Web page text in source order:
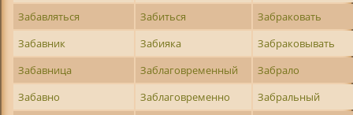
Забавляться
Забиться
Забраковать
Забавник
Забияка
Забраковывать
Забавница
Заблаговременный
Забрало
Забавно
Заблаговременно
Забральный